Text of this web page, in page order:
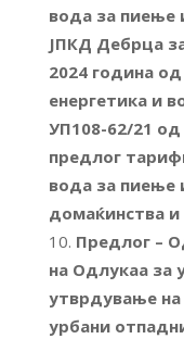
вода за пиење
ЈПКД Дебрца
2024 година од
енергетика и
УП108-62/21 од
предлог
вода за пиење
домаќинства
Предлог –
на Одлукаа за
утврдување
урбани